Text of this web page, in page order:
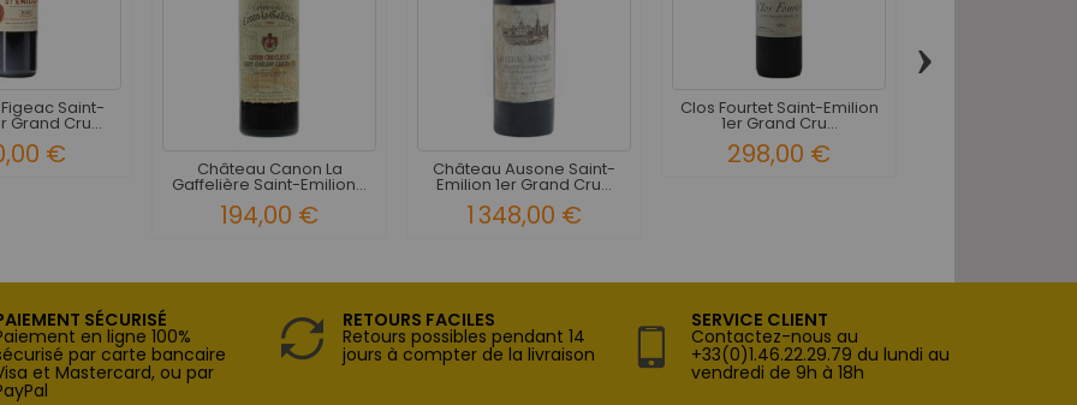
Saint-
Grand Cru...
€ Château Canon La
Gaffelière Saint-Emilion...
194,00 €
Château Ausone Saint-
Emilion 1er Grand Cru...
1 348,00 €
Clos Fourtet Saint-Emilion
1er Grand Cru...
298,00 €
›
SÉCURISÉ
en ligne 100%
par carte bancaire
et Mastercard, ou par
RETOURS FACILES
Retours possibles pendant 14
jours à compter de la livraison
SERVICE CLIENT
Contactez-nous au
+33(0)1.46.22.29.79 du lundi au
vendredi de 9h à 18h